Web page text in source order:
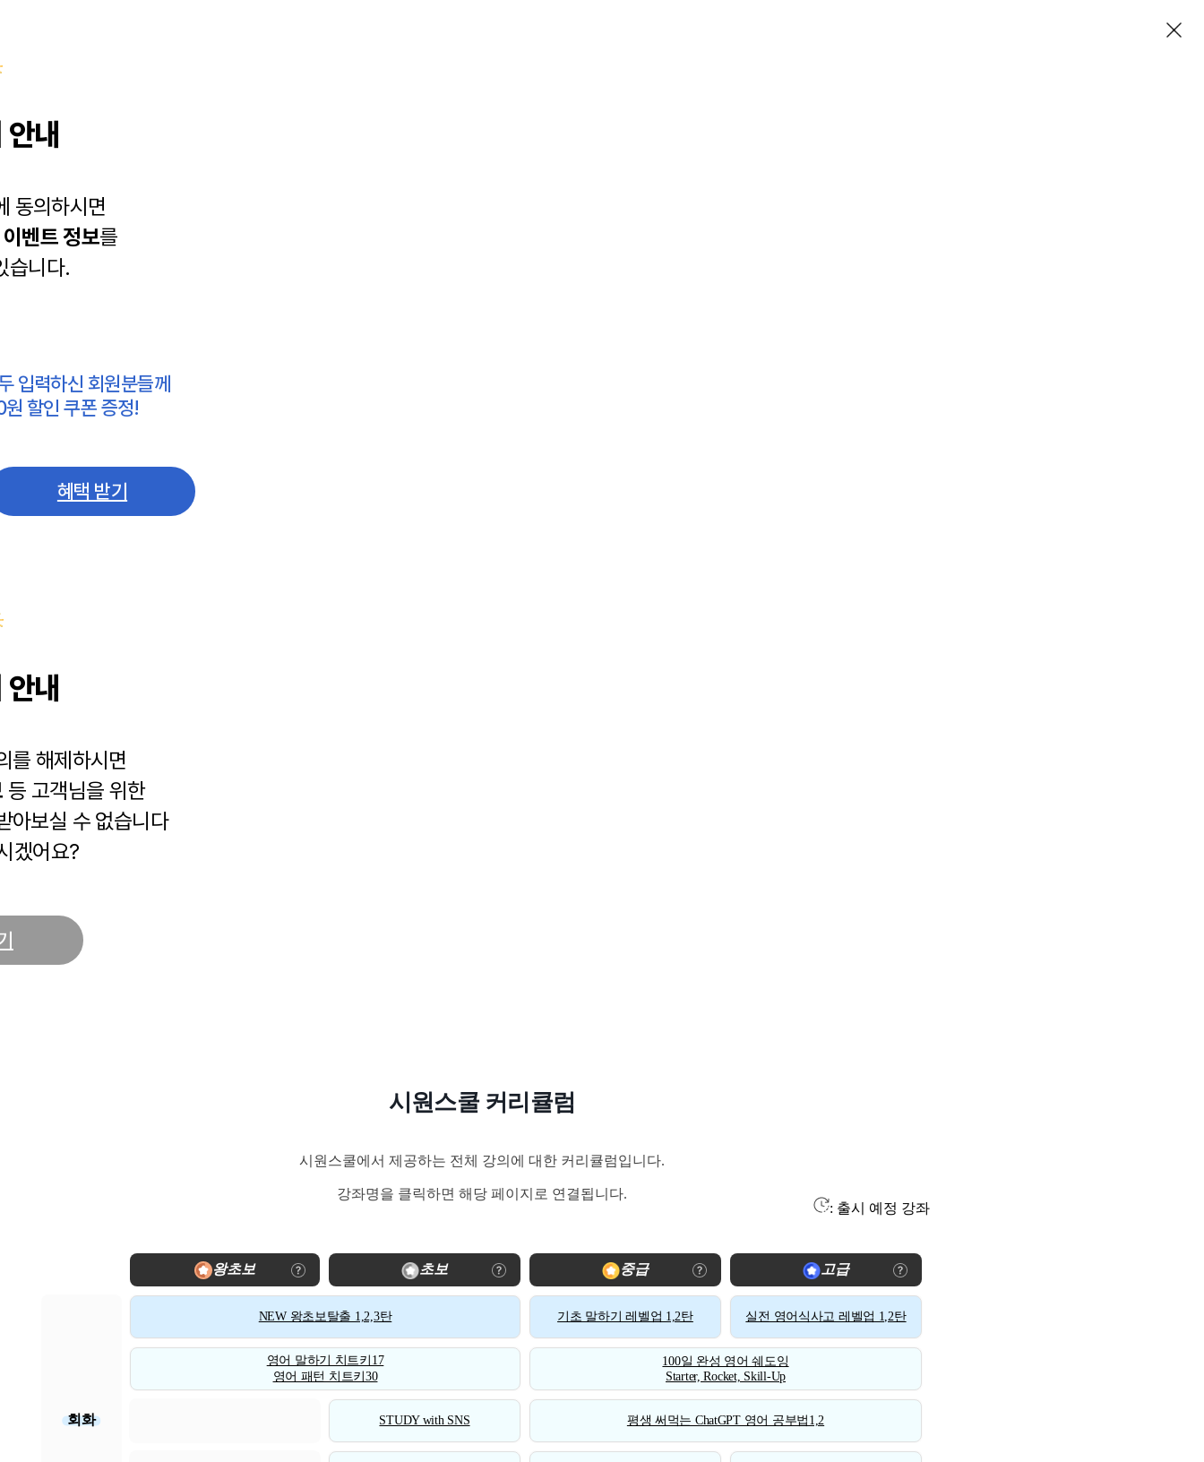
내
동의하시면
이벤트 정보를
습니다.
입력하신 회원분들께
할인 쿠폰 증정!
혜택 받기
내
를 해제하시면
등 고객님을 위한
아보실 수 없습니다
겠어요?
시원스쿨 커리큘럼
시원스쿨에서 제공하는 전체 강의에 대한 커리큘럼입니다.
강좌명을 클릭하면 해당 페이지로 연결됩니다.
: 출시 예정 강좌
왕초보 초보 중급 고급
회화
NEW 왕초보탈출 1,2,3탄 기초 말하기 레벨업 1,2탄 실전 영어식사고 레벨업 1,2탄
영어 말하기 치트키17
영어 패턴 치트키30
100일 완성 영어 쉐도잉
Starter, Rocket, Skill-Up
STUDY with SNS 평생 써먹는 ChatGPT 영어 공부법1,2